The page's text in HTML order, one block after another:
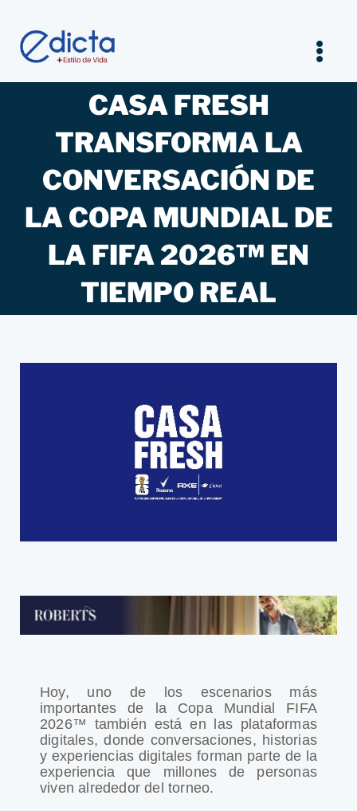
contenido
Inicio
Legal
Empresarios
Estilo de vida
Entrevistas Jurídicas
CASA FRESH
TRANSFORMA LA
CONVERSACIÓN DE
LA COPA MUNDIAL DE
LA FIFA 2026™ EN
TIEMPO REAL
Hoy, uno de los escenarios más
importantes de la Copa Mundial FIFA
2026™ también está en las plataformas
digitales, donde conversaciones, historias
y experiencias digitales forman parte de la
experiencia que millones de personas
viven alrededor del torneo.